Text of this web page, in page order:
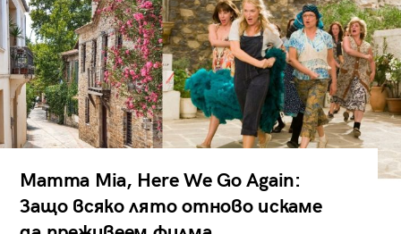
Mamma Mia, Here We Go Again:
Защо всяко лято отново искаме